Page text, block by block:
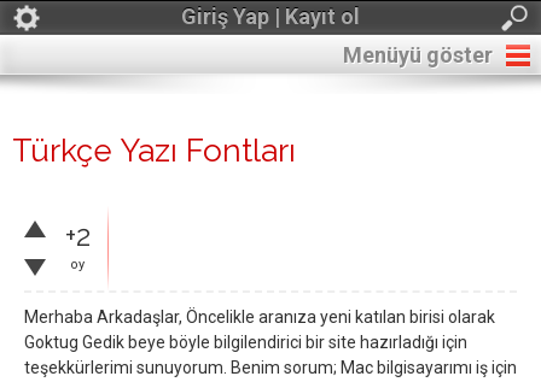
Giriş Yap | Kayıt ol
Menüyü göster
Türkçe Yazı Fontları
+2
oy
Merhaba Arkadaşlar, Öncelikle aranıza yeni katılan birisi olarak
Goktug Gedik beye böyle bilgilendirici bir site hazırladığı için
teşekkürlerimi sunuyorum. Benim sorum; Mac bilgisayarımı iş için